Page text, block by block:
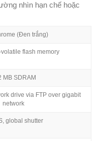
nhìn hạn chế hoặc
(Đen trắng)
flash memory
MB SDRAM
drive via FTP over gigabit
network
global shutter